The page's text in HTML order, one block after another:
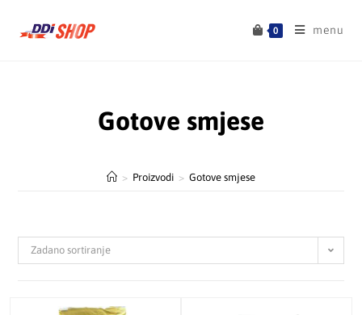
0 menu
Gotove smjese
> Proizvodi > Gotove smjese
Zadano sortiranje